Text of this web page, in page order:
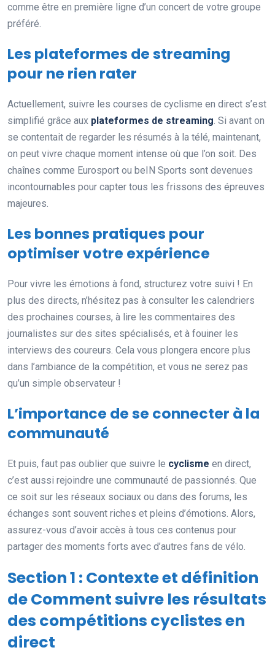
comme être en première ligne d’un concert de votre groupe
préféré.
Les plateformes de streaming
pour ne rien rater
Actuellement, suivre les courses de cyclisme en direct s’est
simplifié grâce aux plateformes de streaming. Si avant on
se contentait de regarder les résumés à la télé, maintenant,
on peut vivre chaque moment intense où que l’on soit. Des
chaînes comme Eurosport ou beIN Sports sont devenues
incontournables pour capter tous les frissons des épreuves
majeures.
Les bonnes pratiques pour
optimiser votre expérience
Pour vivre les émotions à fond, structurez votre suivi ! En
plus des directs, n’hésitez pas à consulter les calendriers
des prochaines courses, à lire les commentaires des
journalistes sur des sites spécialisés, et à fouiner les
interviews des coureurs. Cela vous plongera encore plus
dans l’ambiance de la compétition, et vous ne serez pas
qu’un simple observateur !
L’importance de se connecter à la
communauté
Et puis, faut pas oublier que suivre le cyclisme en direct,
c’est aussi rejoindre une communauté de passionnés. Que
ce soit sur les réseaux sociaux ou dans des forums, les
échanges sont souvent riches et pleins d’émotions. Alors,
assurez-vous d’avoir accès à tous ces contenus pour
partager des moments forts avec d’autres fans de vélo.
Section 1 : Contexte et définition
de Comment suivre les résultats
des compétitions cyclistes en
direct